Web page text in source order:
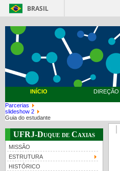
BRASIL
INÍCIO DIREÇÃO
Parcerias
slideshow 2
Guia do estudante
UFRJ-Duque de Caxias
MISSÃO
ESTRUTURA
HISTÓRICO